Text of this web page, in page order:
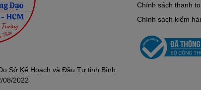
nước nóng năng lượng mặt trời tấm phẳngEMPIRE Flat
đặt 2,5 mét vuông
đường kính 580mm
ôn: Chất liệu Inox 304 độ dày 1,2mm với nhiều đường gân
Lớp Foam được phun ở áp lực cao tạo ra độ nén cho lớp bảo
ôn giữ nhiệt được tối đa lên đến 92h.
Sở Kế Hoạch và Đầu Tư tỉnh Bình
08/2022
Chính sách thanh
Chính sách kiểm